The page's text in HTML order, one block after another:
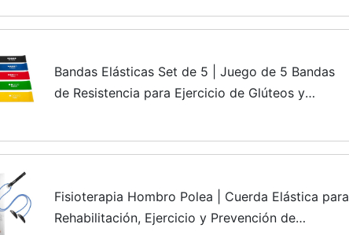
Bandas Elásticas Set de 5 | Juego de 5 Bandas
de Resistencia para Ejercicio de Glúteos y
Fisioterapia Hombro Polea | Cuerda Elástica para
Rehabilitación, Ejercicio y Prevención de